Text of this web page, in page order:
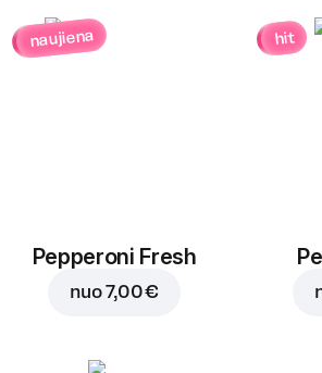
naujiena
Pepperoni Fresh
nuo7,00 €
hit